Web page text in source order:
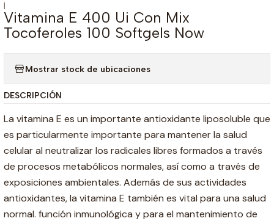
|
Vitamina E 400 Ui Con Mix
Tocoferoles 100 Softgels Now
Mostrar stock de ubicaciones
DESCRIPCIÓN
La vitamina E es un importante antioxidante liposoluble que
es particularmente importante para mantener la salud
celular al neutralizar los radicales libres formados a través
de procesos metabólicos normales, así como a través de
exposiciones ambientales. Además de sus actividades
antioxidantes, la vitamina E también es vital para una salud
normal. función inmunológica y para el mantenimiento de